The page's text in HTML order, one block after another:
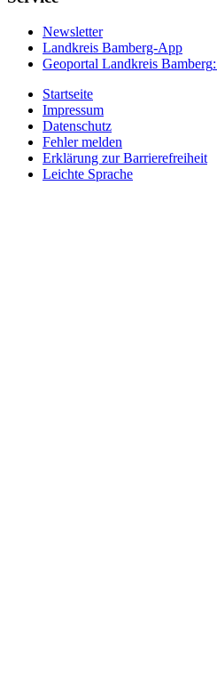
Newsletter
Landkreis Bamberg-App
Geoportal Landkreis Bamberg
Startseite
Impressum
Datenschutz
Fehler melden
Erklärung zur Barrierefreiheit
Leichte Sprache